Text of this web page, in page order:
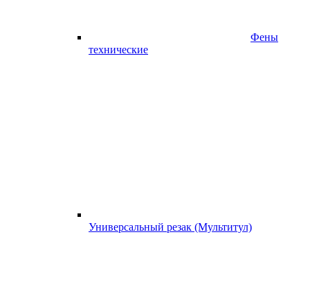
Фены
технические
Универсальный резак (Мультитул)